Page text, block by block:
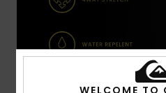
WELCOME TO